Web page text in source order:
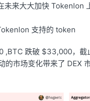
未来大大加快 Tokenlon
支持的 token
,BTC 跌破 $33,000，截
市场变化带来了 DEX